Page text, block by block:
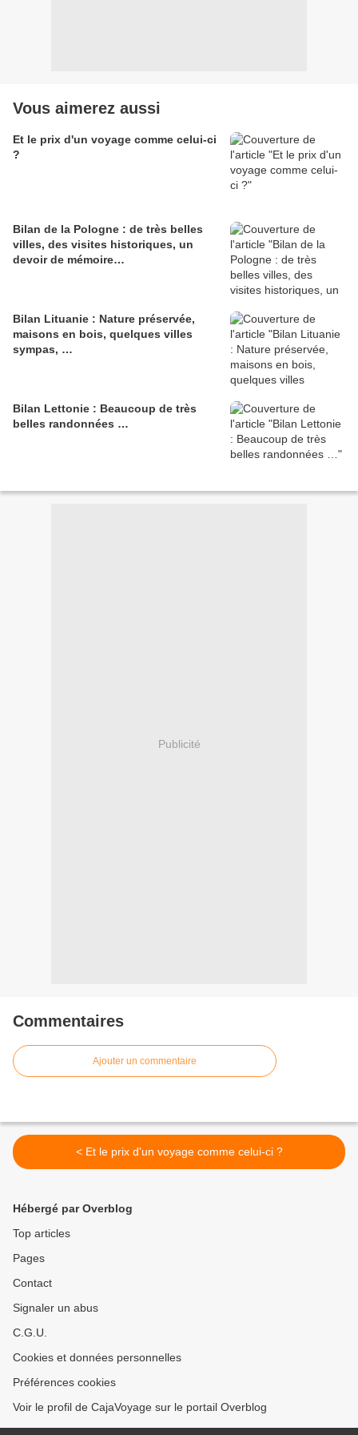
Vous aimerez aussi
Et le prix d'un voyage comme celui-ci
?
Bilan de la Pologne : de très belles
villes, des visites historiques, un
devoir de mémoire…
Bilan Lituanie : Nature préservée,
maisons en bois, quelques villes
sympas, …
Bilan Lettonie : Beaucoup de très
belles randonnées …
Publicité
Commentaires
Ajouter un commentaire
< Et le prix d'un voyage comme celui-ci ?
Hébergé par Overblog
Top articles
Pages
Contact
Signaler un abus
C.G.U.
Cookies et données personnelles
Préférences cookies
Voir le profil de CajaVoyage sur le portail Overblog